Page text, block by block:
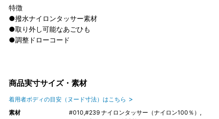
特徴
●撥水ナイロンタッサー素材
●取り外し可能なあごひも
●調整ドローコード
商品実寸サイズ・素材
着用者ボディの目安（ヌード寸法）はこちら
素材
#010,#239 ナイロンタッサー（ナイロン100％）,